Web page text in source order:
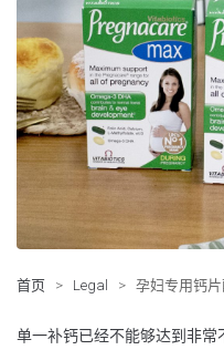
首页 > Legal > 孕妇专用钙片
单一补钙已经不能够达到非